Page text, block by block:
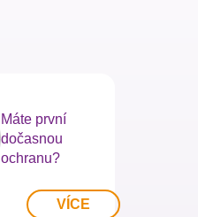
Máte první
dočasnou
ochranu?
VÍCE